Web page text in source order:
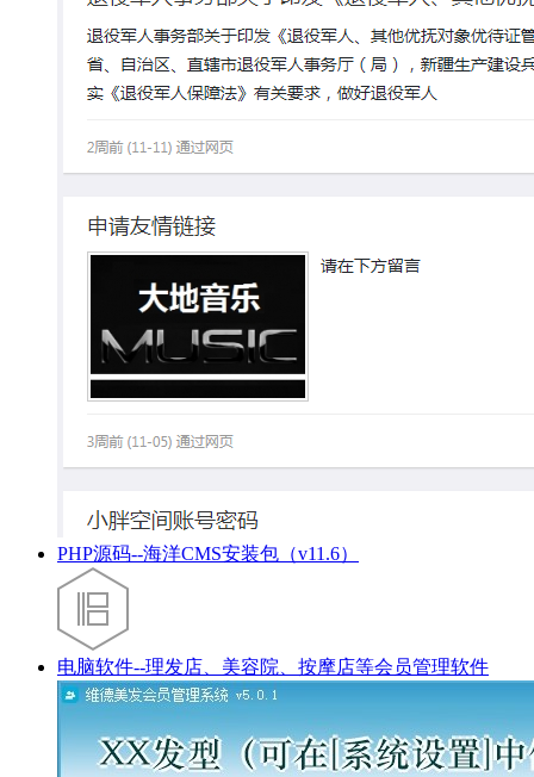
PHP源码--海洋CMS安装包（v11.6）
电脑软件--理发店、美容院、按摩店等会员管理软件